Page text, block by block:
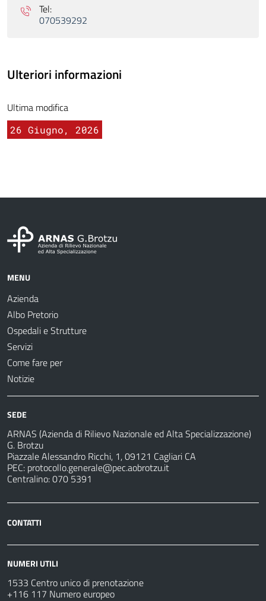
Tel:
070539292
Ulteriori informazioni
Ultima modifica
26 Giugno, 2026
MENU
Azienda
Albo Pretorio
Ospedali e Strutture
Servizi
Come fare per
Notizie
SEDE
ARNAS (Azienda di Rilievo Nazionale ed Alta Specializzazione)
G. Brotzu
Piazzale Alessandro Ricchi, 1, 09121 Cagliari CA
PEC: protocollo.generale@pec.aobrotzu.it
Centralino: 070 5391
CONTATTI
NUMERI UTILI
1533 Centro unico di prenotazione
+116 117 Numero europeo